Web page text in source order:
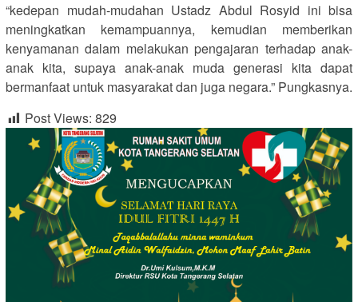
“kedepan mudah-mudahan Ustadz Abdul Rosyid ini bisa
meningkatkan kemampuannya, kemudian memberikan
kenyamanan dalam melakukan pengajaran terhadap anak-
anak kita, supaya anak-anak muda generasi kita dapat
bermanfaat untuk masyarakat dan juga negara.” Pungkasnya.
Post Views: 829